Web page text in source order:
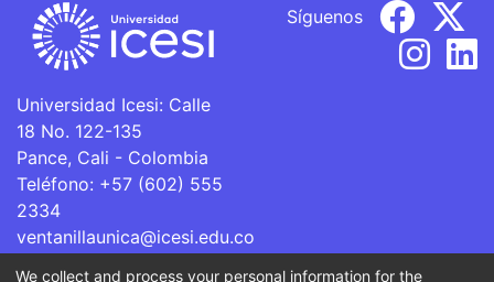
Universidad Icesi: Calle
18 No. 122-135
Pance, Cali - Colombia
Teléfono: +57 (602) 555
2334
ventanillaunica@icesi.edu.co
Síguenos
We collect and process your personal information for the